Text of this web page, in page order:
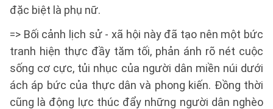
đặc biệt là phụ nữ.
=> Bối cảnh lịch sử - xã hội này đã tạo nên một bức
tranh hiện thực đầy tăm tối, phản ánh rõ nét cuộc
sống cơ cực, tủi nhục của người dân miền núi dưới
ách áp bức của thực dân và phong kiến. Đồng thời
cũng là động lực thúc đẩy những người dân nghèo